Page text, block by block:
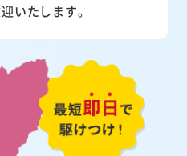
いたします。